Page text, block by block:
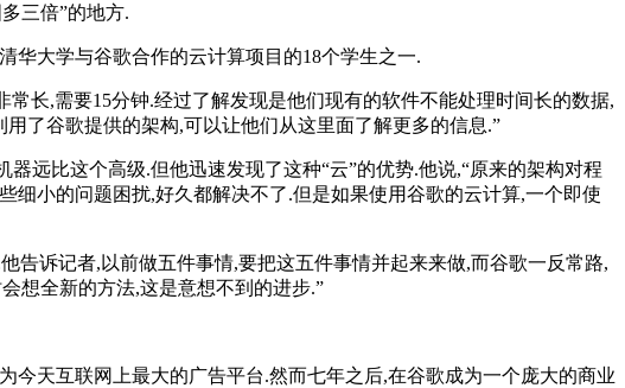
三倍”的地方.
华大学与谷歌合作的云计算项目的18个学生之一.
长,需要15分钟.经过了解发现是他们现有的软件不能处理时间长的数据,
了谷歌提供的架构,可以让他们从这里面了解更多的信息.”
远比这个高级.但他迅速发现了这种“云”的优势.他说,“原来的架构对程
小的问题困扰,好久都解决不了.但是如果使用谷歌的云计算,一个即使
告诉记者,以前做五件事情,要把这五件事情并起来来做,而谷歌一反常路,
想全新的方法,这是意想不到的进步.”
天互联网上最大的广告平台.然而七年之后,在谷歌成为一个庞大的商业